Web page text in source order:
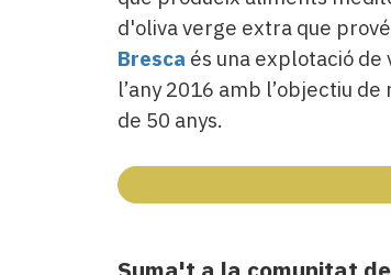
d'oliva verge extra que
Bresca és una explotació de
l’any 2016 amb l’objectiu
de 50 anys.